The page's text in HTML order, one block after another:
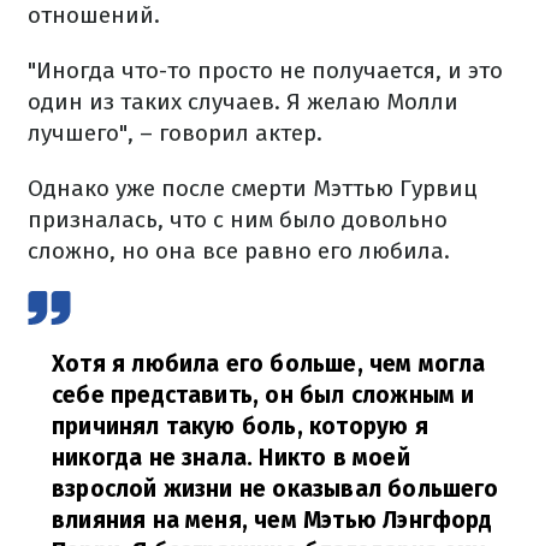
отношений.
"Иногда что-то просто не получается, и это
один из таких случаев. Я желаю Молли
лучшего", – говорил актер.
Однако уже после смерти Мэттью Гурвиц
призналась, что с ним было довольно
сложно, но она все равно его любила.
Хотя я любила его больше, чем могла
себе представить, он был сложным и
причинял такую боль, которую я
никогда не знала. Никто в моей
взрослой жизни не оказывал большего
влияния на меня, чем Мэтью Лэнгфорд